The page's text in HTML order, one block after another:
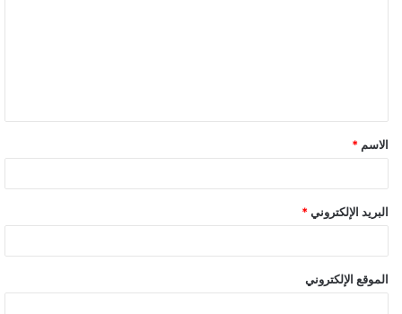
ق
*
الاسم *
البريد الإلكتروني *
الموقع الإلكتروني